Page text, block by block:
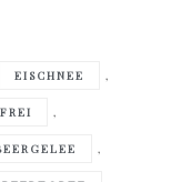
EISCHNEE ,
,
,